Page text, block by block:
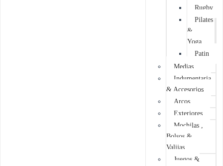
Rugby
Pilates
&
Yoga
Patin
Medias
Indumentaria
& Accesorios
Arcos
Exteriores
Mochilas ,
Bolsos &
Valijas
Juegos &